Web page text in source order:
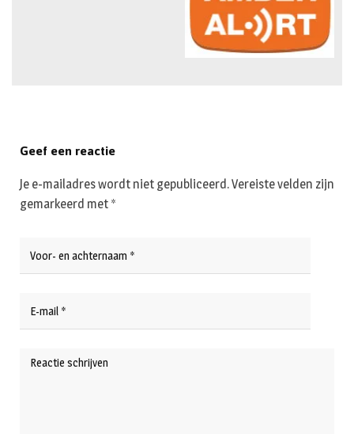
Geef een reactie
Je e-mailadres wordt niet gepubliceerd.Vereiste velden zijn
gemarkeerd met *